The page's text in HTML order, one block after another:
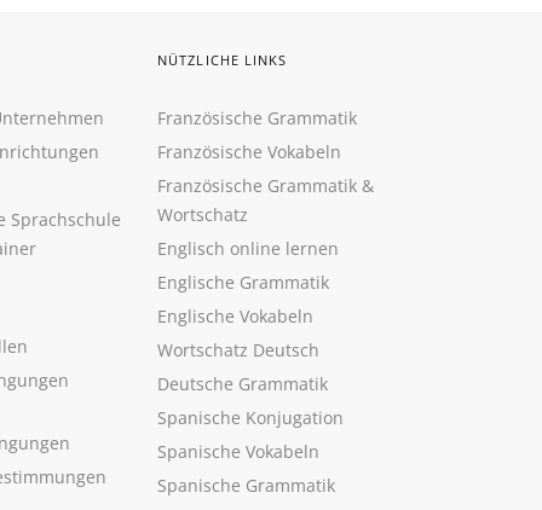
Sprachschule
NÜTZLICHE LINKS
Französische Grammatik
Französische Vokabeln
Französische Grammatik &
Wortschatz
Englisch online lernen
Englische Grammatik
Englische Vokabeln
Wortschatz Deutsch
Deutsche Grammatik
Spanische Konjugation
Spanische Vokabeln
Spanische Grammatik